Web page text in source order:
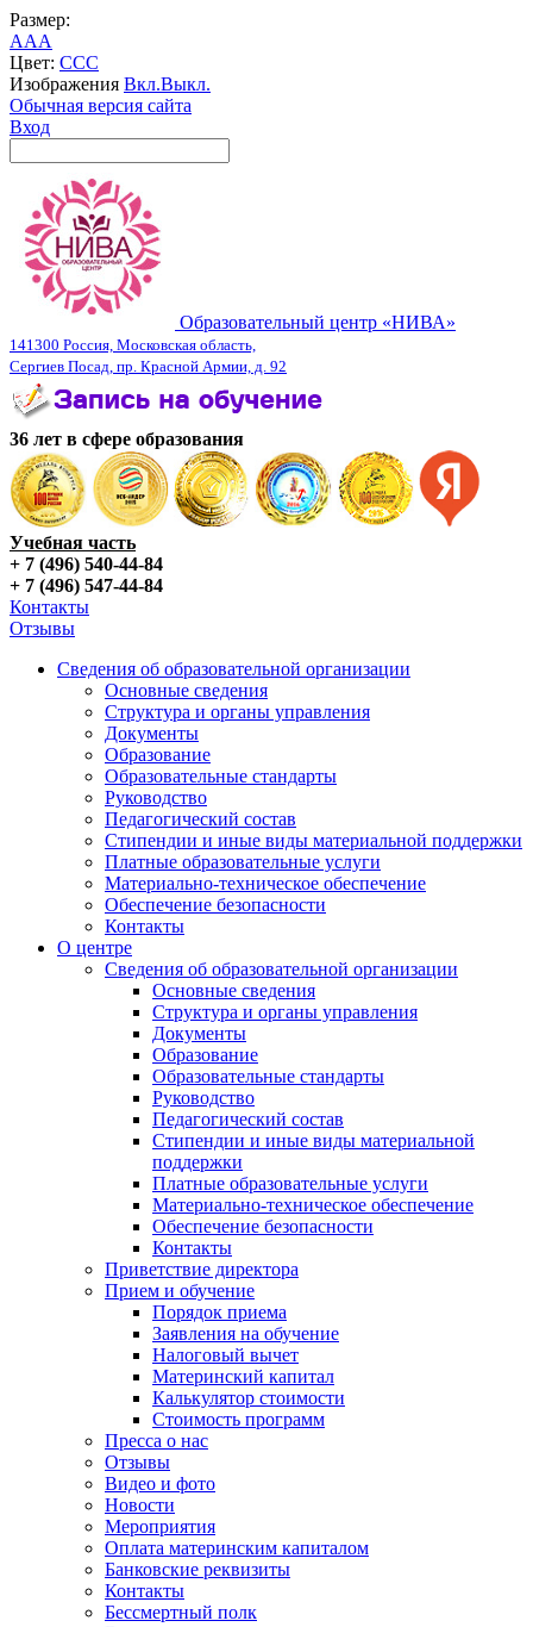
Размер:
AAA
Цвет: CCC
Изображения Вкл.Выкл.
Обычная версия сайта
Вход
Образовательный центр «НИВА»
141300 Россия, Московская область,
Сергиев Посад, пр. Красной Армии, д. 92
36 лет в сфере образования
Учебная часть
+ 7 (496) 540-44-84
+ 7 (496) 547-44-84
Контакты
Отзывы
Сведения об образовательной организации
Основные сведения
Структура и органы управления
Документы
Образование
Образовательные стандарты
Руководство
Педагогический состав
Стипендии и иные виды материальной поддержки
Платные образовательные услуги
Материально-техническое обеспечение
Обеспечение безопасности
Контакты
О центре
Сведения об образовательной организации
Основные сведения
Структура и органы управления
Документы
Образование
Образовательные стандарты
Руководство
Педагогический состав
Стипендии и иные виды материальной
поддержки
Платные образовательные услуги
Материально-техническое обеспечение
Обеспечение безопасности
Контакты
Приветствие директора
Прием и обучение
Порядок приема
Заявления на обучение
Налоговый вычет
Материнский капитал
Калькулятор стоимости
Стоимость программ
Пресса о нас
Отзывы
Видео и фото
Новости
Мероприятия
Оплата материнским капиталом
Банковские реквизиты
Контакты
Бессмертный полк